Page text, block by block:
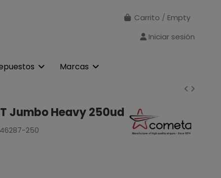
Carrito / Empty
Iniciar sesión
Marcas
Jumbo Heavy 250ud
250